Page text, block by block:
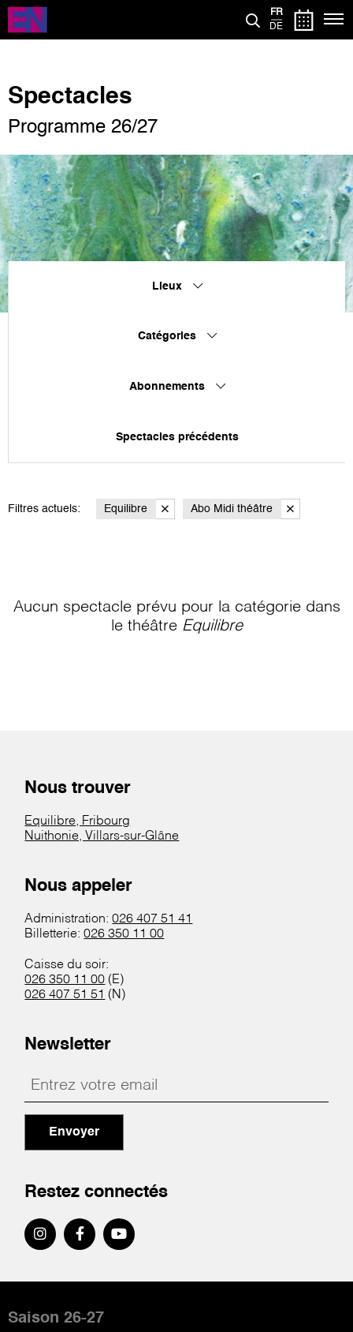
Aller
contenu
FR
DE
Spectacles
Programme 26/27
Lieux
Catégories
Abonnements
Spectacles précédents
Filtres actuels: Equilibre Abo Midi théâtre
Aucun spectacle prévu pour la catégorie dans
le théâtre Equilibre
Nous trouver
Equilibre, Fribourg
Nuithonie, Villars-sur-Glâne
Nous appeler
Administration:026 407 51 41
Billetterie:026 350 11 00
Caisse du soir:
026 350 11 00 (E)
026 407 51 51 (N)
Newsletter
Envoyer
Restez connectés
de
Saison 26-27